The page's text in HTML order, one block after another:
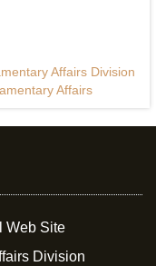
Affairs Division
Affairs
Web Site
Division